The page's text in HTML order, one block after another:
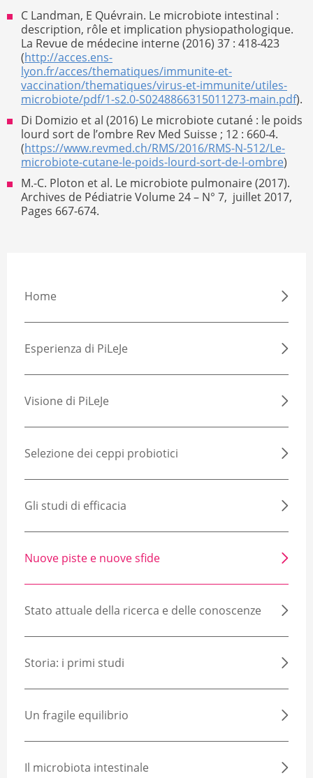
C Landman, E Quévrain. Le microbiote intestinal :
description, rôle et implication physiopathologique.
La Revue de médecine interne (2016) 37 : 418-423
(http://acces.ens-
lyon.fr/acces/thematiques/immunite-et-
vaccination/thematiques/virus-et-immunite/utiles-
microbiote/pdf/1-s2.0-S0248866315011273-main.pdf).
Di Domizio et al (2016) Le microbiote cutané : le poids
lourd sort de l’ombre Rev Med Suisse ; 12 : 660-4.
(https://www.revmed.ch/RMS/2016/RMS-N-512/Le-
microbiote-cutane-le-poids-lourd-sort-de-l-ombre)
M.-C. Ploton et al. Le microbiote pulmonaire (2017).
Archives de Pédiatrie Volume 24 – N° 7, juillet 2017,
Pages 667-674.
Home
Esperienza di PiLeJe
Visione di PiLeJe
Selezione dei ceppi probiotici
Gli studi di efficacia
Nuove piste e nuove sfide
Stato attuale della ricerca e delle conoscenze
Storia: i primi studi
Un fragile equilibrio
Il microbiota intestinale